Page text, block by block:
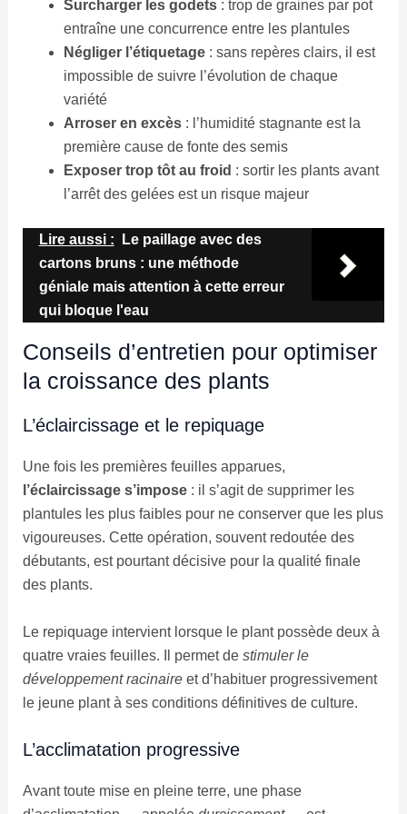
Surcharger les godets: trop de graines par pot
entraîne une concurrence entre les plantules
Négliger l’étiquetage: sans repères clairs, il est
impossible de suivre l’évolution de chaque
variété
Arroser en excès: l’humidité stagnante est la
première cause de fonte des semis
Exposer trop tôt au froid : sortir les plants avant
l’arrêt des gelées est un risque majeur
Lire aussi :
Le paillage avec des
cartons bruns : une méthode
géniale mais attention à cette erreur
qui bloque l'eau
Conseils d’entretien pour optimiser
la croissance des plants
L’éclaircissage et le repiquage
Une fois les premières feuilles apparues,
l’éclaircissage s’impose: il s’agit de supprimer les
plantules les plus faibles pour ne conserver que les plus
vigoureuses. Cette opération, souvent redoutée des
débutants, est pourtant décisive pour la qualité finale
des plants.
Le repiquage intervient lorsque le plant possède deux à
quatre vraies feuilles. Il permet de stimuler le
développement racinaireet d’habituer progressivement
le jeune plant à ses conditions définitives de culture.
L’acclimatation progressive
Avant toute mise en pleine terre, une phase